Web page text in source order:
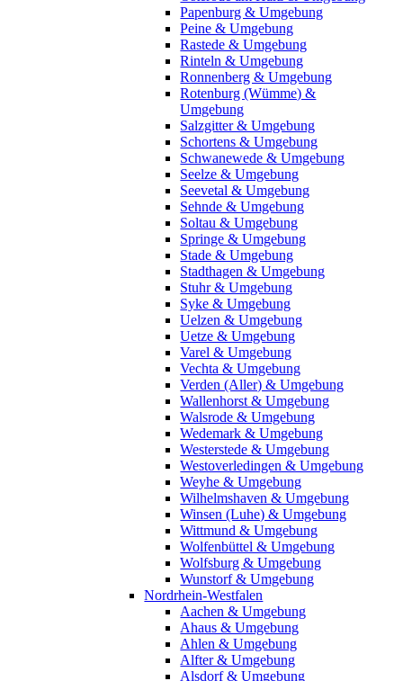
Papenburg & Umgebung
Peine & Umgebung
Rastede & Umgebung
Rinteln & Umgebung
Ronnenberg & Umgebung
Rotenburg (Wümme) &
Umgebung
Salzgitter & Umgebung
Schortens & Umgebung
Schwanewede & Umgebung
Seelze & Umgebung
Seevetal & Umgebung
Sehnde & Umgebung
Soltau & Umgebung
Springe & Umgebung
Stade & Umgebung
Stadthagen & Umgebung
Stuhr & Umgebung
Syke & Umgebung
Uelzen & Umgebung
Uetze & Umgebung
Varel & Umgebung
Vechta & Umgebung
Verden (Aller) & Umgebung
Wallenhorst & Umgebung
Walsrode & Umgebung
Wedemark & Umgebung
Westerstede & Umgebung
Westoverledingen & Umgebung
Weyhe & Umgebung
Wilhelmshaven & Umgebung
Winsen (Luhe) & Umgebung
Wittmund & Umgebung
Wolfenbüttel & Umgebung
Wolfsburg & Umgebung
Wunstorf & Umgebung
Nordrhein-Westfalen
Aachen & Umgebung
Ahaus & Umgebung
Ahlen & Umgebung
Alfter & Umgebung
Alsdorf & Umgebung